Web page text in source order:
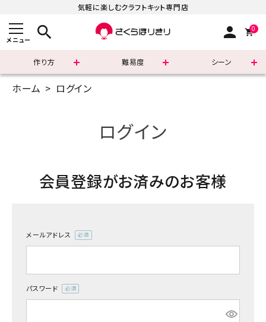
気軽に楽しむクラフトキット専門店
メニュー search person 0
作り方 難易度 シーン
まずはこちら
すべての商品
診断チャート
ジャンルで選ぶ
レビューを見る
ホーム ログイン
ログイン
会員登録がお済みのお客様
メールアドレス
(必
パスワード
(必